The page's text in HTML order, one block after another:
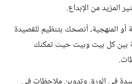
المزيد من الإبداع.
أو المنهجية، أنصحك بتنظيم للقصيدة
بين كل بيت وبيت حيث تمكنك